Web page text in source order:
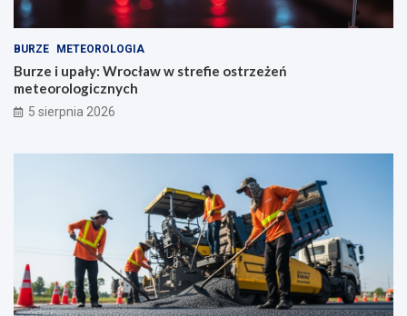
BURZE METEOROLOGIA
Burze i upały: Wrocław w strefie ostrzeżeń
meteorologicznych
5 sierpnia 2026